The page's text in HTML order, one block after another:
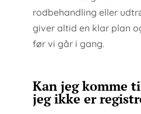
rodbehandling eller
giver altid en klar plan
før vi går i gang.
Kan jeg komme
jeg ikke er